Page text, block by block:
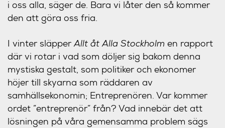
i oss alla, säger de. Bara vi låter den så kommer
den att göra oss fria.
I vinter släpperAllt åt Alla Stockholm en rapport
där vi rotar i vad som döljer sig bakom denna
mystiska gestalt, som politiker och ekonomer
höjer till skyarna som räddaren av
samhällsekonomin; Entreprenören. Var kommer
ordet ”entreprenör” från? Vad innebär det att
lösningen på våra gemensamma problem sägs